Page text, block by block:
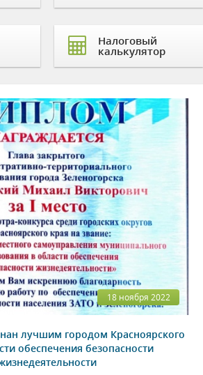
Налоговый
калькулятор
18 ноября 2022
лучшим городом Красноярского
обеспечения безопасности